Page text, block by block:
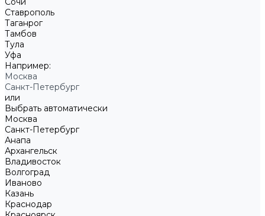
Ставрополь
Таганрог
Тамбов
Тула
Уфа
Например:
Москва
Санкт-Петербург
или
Выбрать автоматически
Москва
Санкт-Петербург
Анапа
Архангельск
Владивосток
Волгоград
Иваново
Казань
Краснодар